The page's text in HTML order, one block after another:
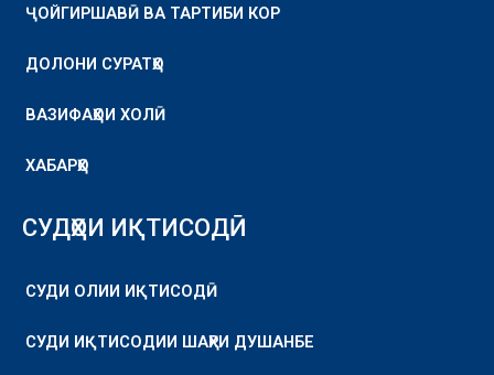
ҶОЙГИРШАВӢ ВА ТАРТИБИ КОР
ДОЛОНИ СУРАТҲО
ВАЗИФАҲОИ ХОЛӢ
ХАБАРҲО
СУДҲОИ ИҚТИСОДӢ
СУДИ ОЛИИ ИҚТИСОДӢ
СУДИ ИҚТИСОДИИ ШАҲРИ ДУШАНБЕ